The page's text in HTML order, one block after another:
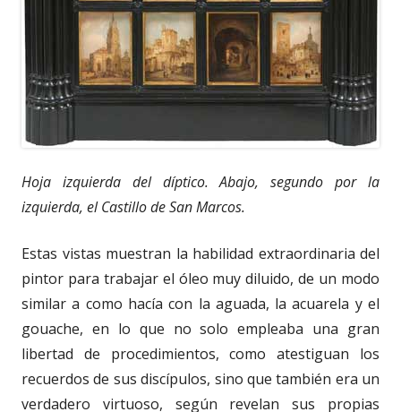
Hoja izquierda del díptico. Abajo, segundo por la
izquierda, el Castillo de San Marcos.
Estas vistas muestran la habilidad extraordinaria del
pintor para trabajar el óleo muy diluido, de un modo
similar a como hacía con la aguada, la acuarela y el
gouache, en lo que no solo empleaba una gran
libertad de procedimientos, como atestiguan los
recuerdos de sus discípulos, sino que también era un
verdadero virtuoso, según revelan sus propias